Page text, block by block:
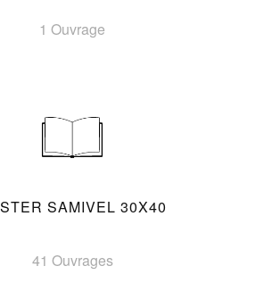
1 Ouvrage
SAMIVEL 30X40
41 Ouvrages